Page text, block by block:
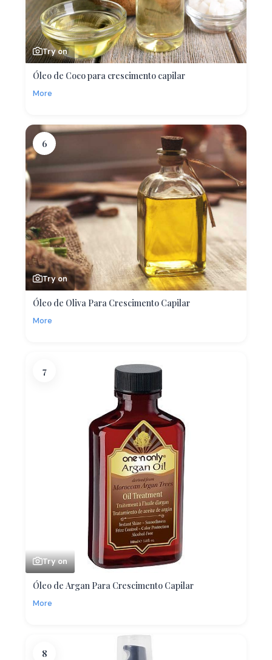
Try on
Óleo de Coco para crescimento capilar
More
6
Try on
Óleo de Oliva Para Crescimento Capilar
More
7
Try on
Óleo de Argan Para Crescimento Capilar
More
8